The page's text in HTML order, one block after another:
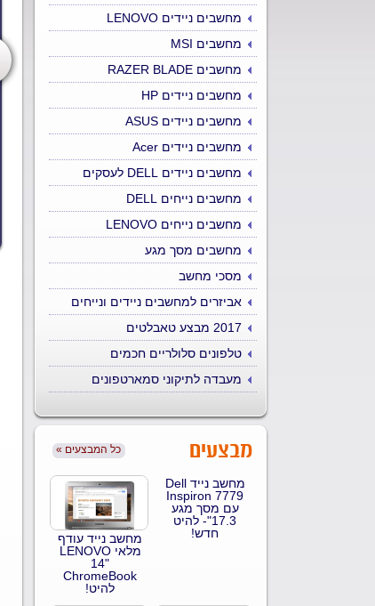
מחשבים ניידים LENOVO
מחשבים MSI
מחשבים RAZER BLADE
מחשבים ניידים HP
מחשבים ניידים ASUS
מחשבים ניידים Acer
מחשבים ניידים DELL לעסקים
מחשבים נייחים DELL
מחשבים נייחים LENOVO
מחשבים מסך מגע
מסכי מחשב
אביזרים למחשבים ניידים ונייחים
2017 מבצע טאבלטים
טלפונים סלולריים חכמים
מעבדה לתיקוני סמארטפונים
« כל המבצעים מבצעים
מחשב נייד Dell
Inspiron 7779
עם מסך מגע
17.3"- להיט
חדש!
מחשב נייד עודף
מלאי LENOVO
14"
ChromeBook
להיט!
5570 I7
5584 I5
מחיר: ₪
מחשב נייד DELL Inspiron 15
5584 I7
3830
1980